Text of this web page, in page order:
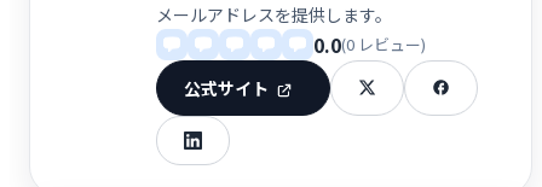
メールアドレスを提供します。
0.0(0 レビュー)
公式サイト